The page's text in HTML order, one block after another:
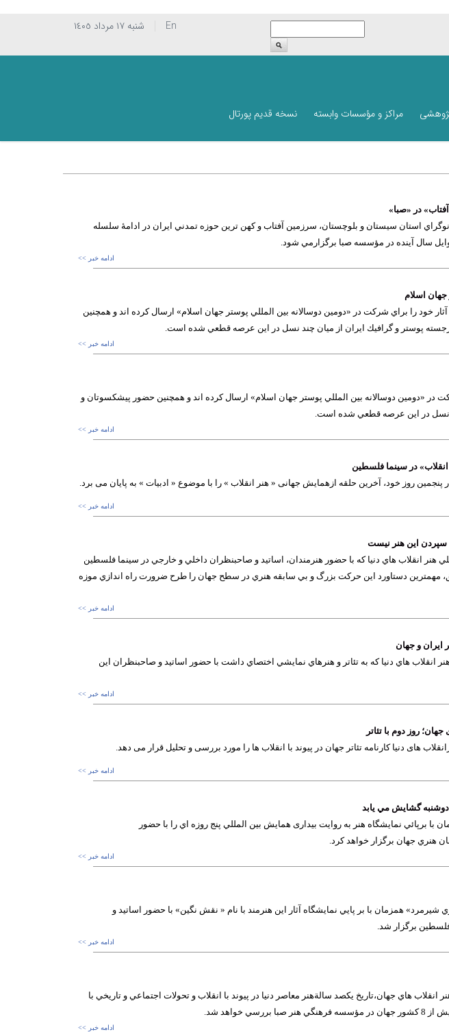
شنبه ١٧ مرداد ١٤٠٥
En
مراکز و مؤسسات وابسته نسخه قدیم پورتال
در «صبا»
استان سيستان و بلوچستان، سرزمين آفتاب و كهن ترين حوزه تمدني ايران در ادامۀ سلسله
سال آينده در مؤسسه صبا برگزارمي شود.
ادامه خبر >>
38 كشور جهان آثار خود را براي شركت در «دومين دوسالانه بين المللي پوستر جهان اسلام» ارسال كرده اند و همچنين
پوستر و گرافيك ايران از میان چند نسل در اين عرصه قطعي شده است.
ادامه خبر >>
را براي شركت در «دومين دوسالانه بين المللي پوستر جهان اسلام» ارسال كرده اند و همچنين حضور پيشكسوتان و
نسل در اين عرصه قطعي شده است.
ادامه خبر >>
انقلاب» در سینما فلسطین
پنجمین روز خود، آخرین حلقه ازهمایش جهانی « هنر انقلاب » را با موضوع « ادبیات » به پایان می برد.
ادامه خبر >>
سپردن اين هنر نيست
هنر انقلاب هاي دنيا كه با حضور هنرمندان، اساتيد و صاحبنظران داخلي و خارجي در سينما فلسطين
مهمترين دستاورد اين حركت بزرگ و بي سابقه هنري در سطح جهان را طرح ضرورت راه اندازي موزه
ادامه خبر >>
ایران و جهان
انقلاب هاي دنيا كه به تئاتر و هنرهاي نمايشي اختصاي داشت با حضور اساتيد و صاحبنظران اين
ادامه خبر >>
روز دوم با تئاتر
های دنیا کارنامه تئاتر جهان در پیوند با انقلاب ها را مورد بررسی و تحلیل قرار می دهد.
ادامه خبر >>
دوشنبه گشايش مي يابد
برپائي نمايشگاه هنر به روایت بیداری همايش بين المللي پنج روزه اي را با حضور
هنري جهان برگزار خواهد كرد.
ادامه خبر >>
همزمان با بر پايي نمايشگاه آثار اين هنرمند با نام « نقش نگين» با حضور اساتيد و
برگزار شد.
ادامه خبر >>
انقلاب هاي جهان،تاريخ يكصد سالةهنر معاصر دنيا در پيوند با انقلاب و تحولات اجتماعي و تاريخي با
خواهد شد.
ادامه خبر >>